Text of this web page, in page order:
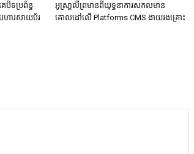
ទប្រព័ន្ធ
រហារសាយប័រ
អូស្រា្តលីព្រមានពីយុទ្ធនាការសកលមាន
គោលដៅលើ Platforms CMS ងាយរងគ្រោះ